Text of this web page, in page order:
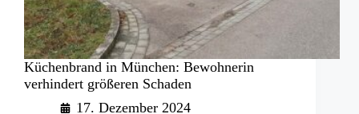
Küchenbrand in München: Bewohnerin
verhindert größeren Schaden
17. Dezember 2024